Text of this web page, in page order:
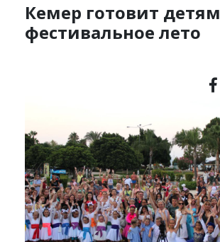
Кемер готовит детям
фестивальное лето